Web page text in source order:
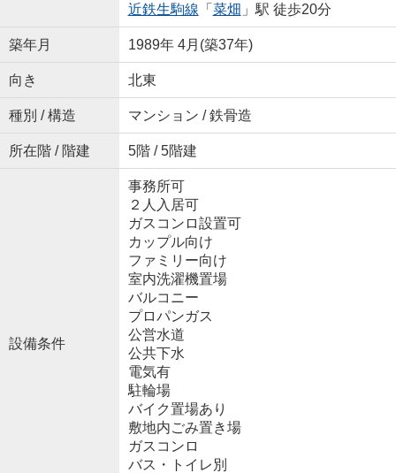
近鉄生駒線 「 菜畑 」駅 徒歩20分
築年月 1989年 4月(築37年)
向き 北東
種別 / 構造 マンション / 鉄骨造
所在階 / 階建 5階 / 5階建
設備条件
事務所可
２人入居可
ガスコンロ設置可
カップル向け
ファミリー向け
室内洗濯機置場
バルコニー
プロパンガス
公営水道
公共下水
電気有
駐輪場
バイク置場あり
敷地内ごみ置き場
ガスコンロ
バス・トイレ別